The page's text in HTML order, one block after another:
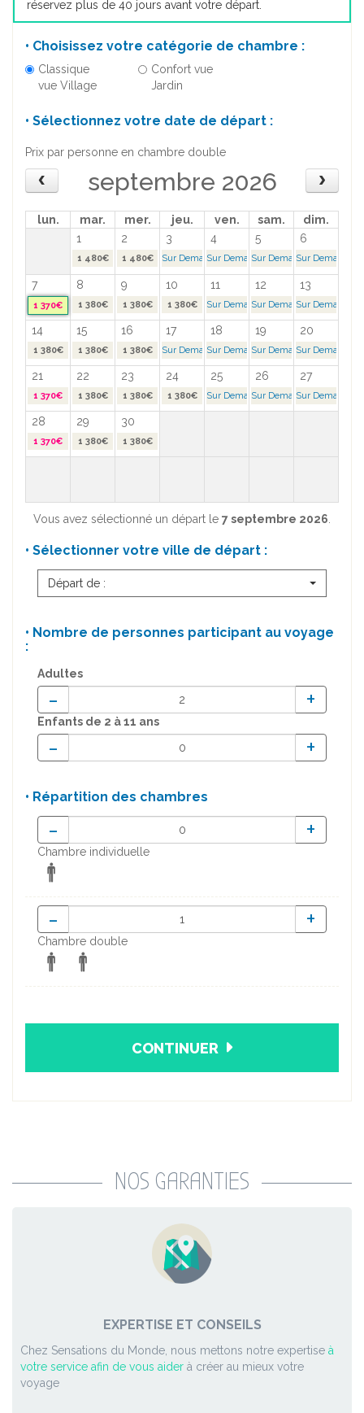
réservez plus de 40 jours avant votre départ.
• Choisissez votre catégorie de chambre :
Classique
vue Village
Confort vue
Jardin
• Sélectionnez votre date de départ :
Prix par personne en chambre double
septembre 2026
lun. mar. mer. jeu. ven. sam.
dim.
1
2 3 4 5 6
1 480€ 1 480€ Sur Demande >Sur Demande >Sur Demande >Sur Demande >
7 8 9 10 11 12 13
1 370€ 1 380€ 1 380€ 1 380€ Sur Demande >Sur Demande >Sur Demande >
14 15 16 17 18 19 20
1 380€ 1 380€ 1 380€ Sur Demande >Sur Demande >Sur Demande >Sur Demande >
21 22 23 24 25 26 27
1 370€ 1 380€ 1 380€ 1 380€ Sur Demande >Sur Demande >Sur Demande >
28 29 30
1 370€ 1 380€ 1 380€
Vous avez sélectionné un départ le 7 septembre 2026.
• Sélectionner votre ville de départ :
Départ de :
• Nombre de personnes participant au voyage
:
Adultes
- +
Enfants de 2 à 11 ans
- +
• Répartition des chambres
- +
Chambre individuelle
- +
Chambre double
CONTINUER
NOS GARANTIES
EXPERTISE ET CONSEILS
Chez Sensations du Monde, nous mettons notre expertise à
votre service afin de vous aider à créer au mieux votre
voyage